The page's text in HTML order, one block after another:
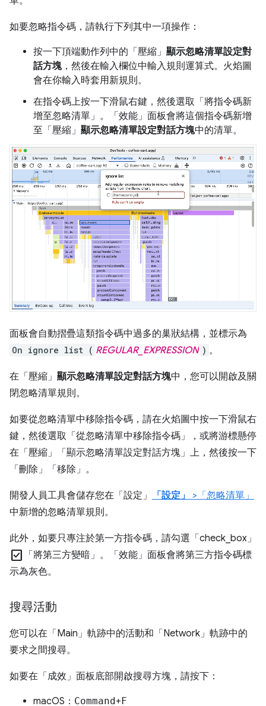
如要忽略指令碼，請執行下列其中一項操作：
按一下頂端動作列中的「壓縮」 顯示忽略清單設定對
話方塊，然後在輸入欄位中輸入規則運算式。火焰圖
會在你輸入時套用新規則。
在指令碼上按一下滑鼠右鍵，然後選取「將指令碼新
增至忽略清單」 。「效能」 面板會將這個指令碼新增
至「壓縮」 顯示忽略清單設定對話方塊中的清單。
面板會自動摺疊這類指令碼中過多的巢狀結構，並標示為
On ignore list ( REGULAR_EXPRESSION ) 。
在「壓縮」 顯示忽略清單設定對話方塊中，您可以開啟及關
閉忽略清單規則。
如要從忽略清單中移除指令碼，請在火焰圖中按一下滑鼠右
鍵，然後選取「從忽略清單中移除指令碼」
，或將游標懸停
在「壓縮」
「顯示忽略清單設定對話方塊」 上，然後按一下
「刪除」
「移除」 。
開發人員工具會儲存您在「設定」 「設定」
>「忽略清單」
中新增的忽略清單規則。
此外，如要只專注於第一方指令碼，請勾選「check_box」
check_box 「將第三方變暗」 。「效能」 面板會將第三方指令碼標
示為灰色。
搜尋活動
您可以在「Main」 軌跡中的活動和「Network」 軌跡中的
要求之間搜尋。
如要在「成效」 面板底部開啟搜尋方塊，請按下：
macOS： Command+F